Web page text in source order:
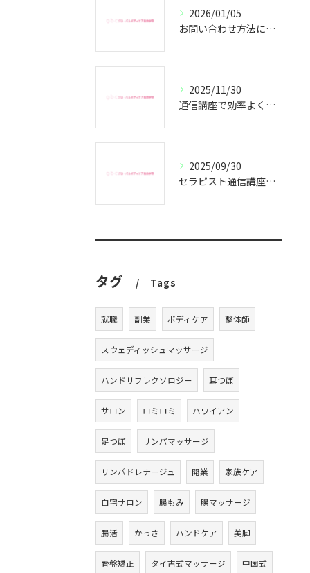
2026/01/05
お問い合わせ方法についてのご案内
2025/11/30
通信講座で効率よくセラピスト資格取得
2025/09/30
セラピスト通信講座で副業成功の秘訣
タグ Tags
就職 副業 ボディケア 整体師
スウェディッシュマッサージ
ハンドリフレクソロジー 耳つぼ
サロン ロミロミ ハワイアン
足つぼ リンパマッサージ
リンパドレナージュ 開業 家族ケア
自宅サロン 腸もみ 腸マッサージ
腸活 かっさ ハンドケア 美脚
骨盤矯正 タイ古式マッサージ 中国式